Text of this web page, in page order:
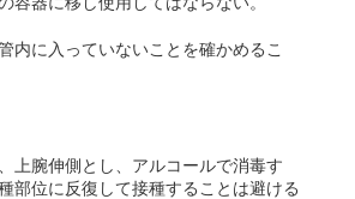
内に入っていないことを確かめるこ
上腕伸側とし、アルコールで消毒す
部位に反復して接種することは避ける